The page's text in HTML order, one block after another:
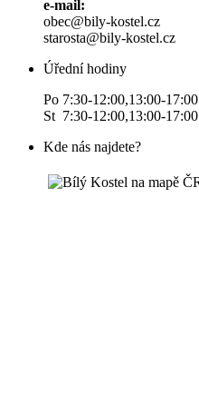
e-mail:
obec@bily-kostel.cz
starosta@bily-kostel.cz
Úřední hodiny
Po 7:30-12:00,13:00-17:00
St 7:30-12:00,13:00-17:00
Kde nás najdete?